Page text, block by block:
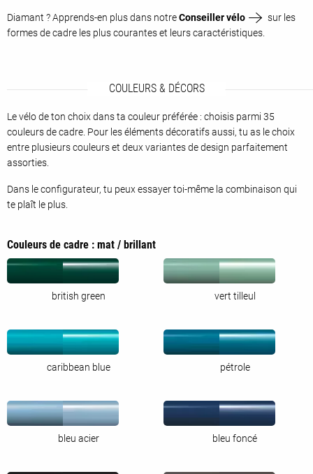
Diamant ? Apprends-en plus dans notreConseiller vélo
sur les
formes de cadre les plus courantes et leurs caractéristiques.
COULEURS & DÉCORS
Le vélo de ton choix dans ta couleur préférée : choisis parmi 35
couleurs de cadre. Pour les éléments décoratifs aussi, tu as le choix
entre plusieurs couleurs et deux variantes de design parfaitement
assorties.
Dans le configurateur, tu peux essayer toi-même la combinaison qui
te plaît le plus.
Couleurs de cadre : mat / brillant
british green vert tilleul
caribbean blue pétrole
bleu acier bleu foncé